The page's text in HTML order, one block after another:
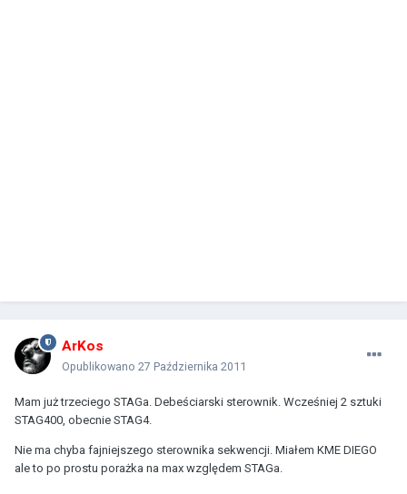
ArKos
Opublikowano 27 Października 2011
Mam już trzeciego STAGa. Debeściarski sterownik. Wcześniej 2 sztuki
STAG400, obecnie STAG4.
Nie ma chyba fajniejszego sterownika sekwencji. Miałem KME DIEGO
ale to po prostu porażka na max względem STAGa.